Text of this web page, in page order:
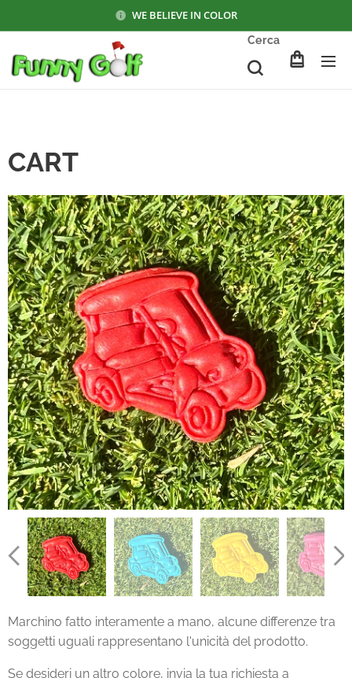
WE BELIEVE IN COLOR
Cerca
CART
Marchino fatto interamente a mano, alcune differenze tra
soggetti uguali rappresentano l'unicità del prodotto.
Se desideri un altro colore, invia la tua richiesta a